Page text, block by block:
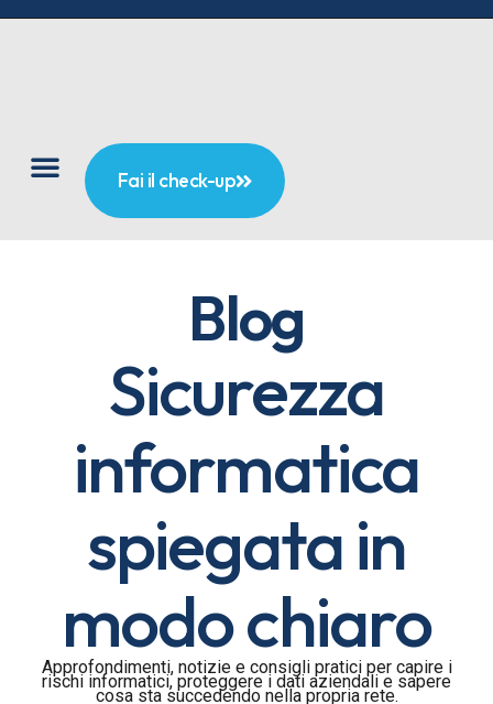
Fai il check-up
Blog
Sicurezza
informatica
spiegata in
modo chiaro
Approfondimenti, notizie e consigli pratici per capire i
rischi informatici, proteggere i dati aziendali e sapere
cosa sta succedendo nella propria rete.